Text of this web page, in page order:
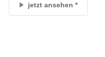
jetzt ansehen